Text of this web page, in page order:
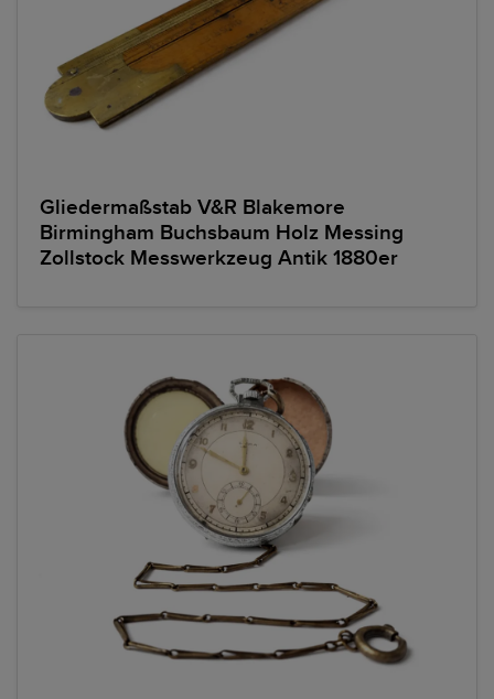
Gliedermaßstab V&R Blakemore
Birmingham Buchsbaum Holz Messing
Zollstock Messwerkzeug Antik 1880er